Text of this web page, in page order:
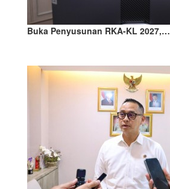
Buka Penyusunan RKA-KL 2027,…